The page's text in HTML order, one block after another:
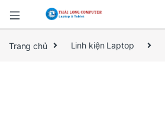
Trang chủ Linh kiện Laptop